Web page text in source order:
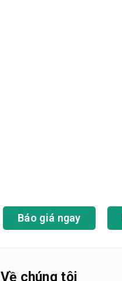
Báo giá ngay
Về chúng tôi